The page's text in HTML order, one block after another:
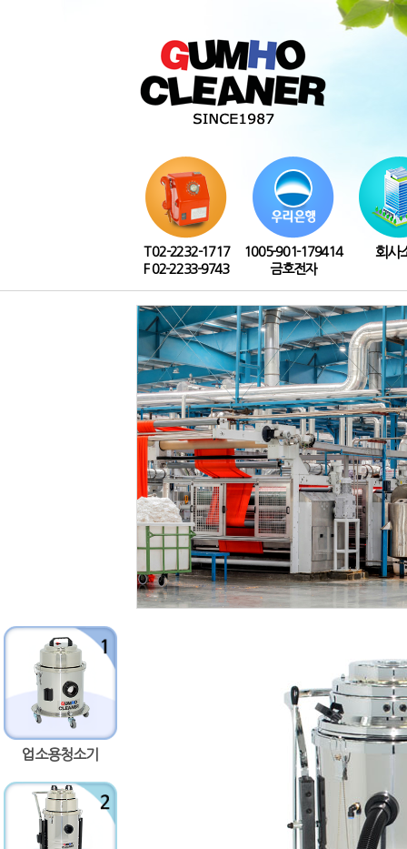
T 02-2232-1717
F 02-2233-9743
1005-901-179414
금호전자
회사
업소용청소기